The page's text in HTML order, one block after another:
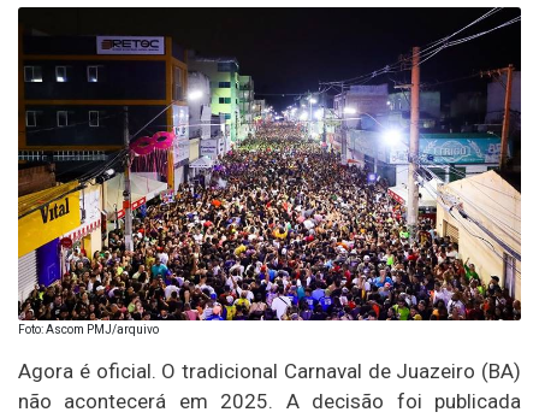
Foto: Ascom PMJ/arquivo
Agora é oficial. O tradicional Carnaval de Juazeiro (BA)
não acontecerá em 2025. A decisão foi publicada